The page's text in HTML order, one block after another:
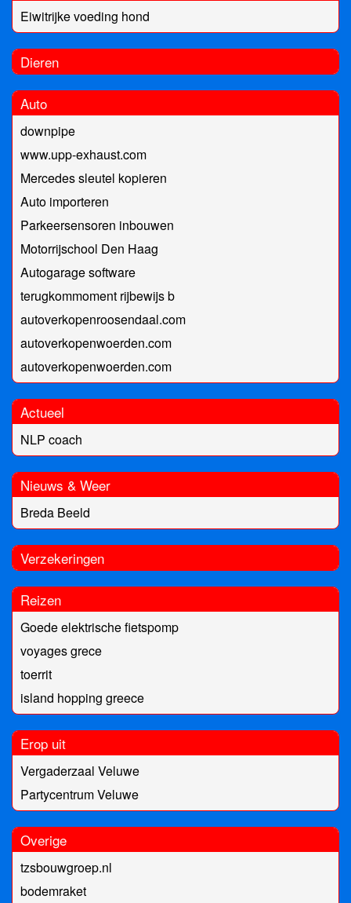
Eiwitrijke voeding hond
Dieren
Auto
downpipe
www.upp-exhaust.com
Mercedes sleutel kopieren
Auto importeren
Parkeersensoren inbouwen
Motorrijschool Den Haag
Autogarage software
terugkommoment rijbewijs b
autoverkopenroosendaal.com
autoverkopenwoerden.com
autoverkopenwoerden.com
Actueel
NLP coach
Nieuws & Weer
Breda Beeld
Verzekeringen
Reizen
Goede elektrische fietspomp
voyages grece
toerrit
island hopping greece
Erop uit
Vergaderzaal Veluwe
Partycentrum Veluwe
Overige
tzsbouwgroep.nl
bodemraket